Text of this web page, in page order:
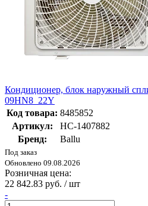
Кондиционер, блок наружный
09HN8_22Y
Код товара: 8485852
Артикул:
НС-1407882
Бренд:
Ballu
Под заказ
Обновлено 09.08.2026
Розничная цена:
22 842.83 руб. / шт
-